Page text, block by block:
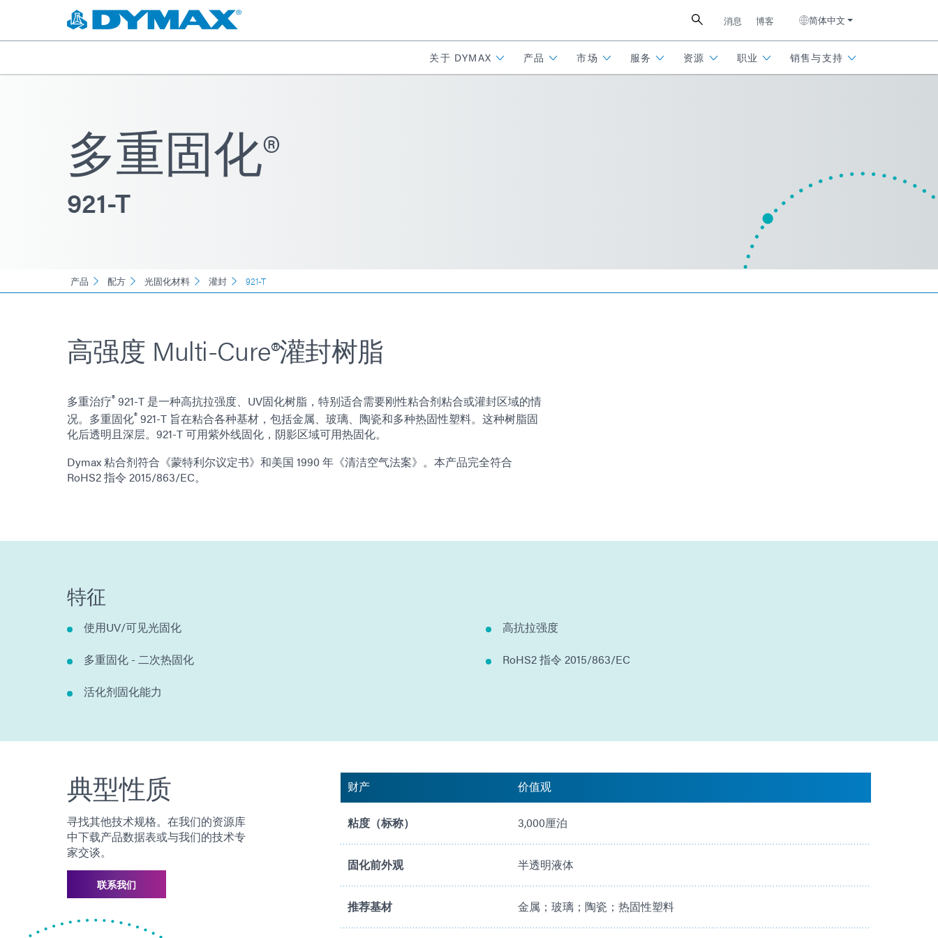
消息 博客 简体中文
关于 DYMAX 产品 市场 服务 资源 职业 销售与支持
多重固化®
921-T
产品 配方 光固化材料 灌封 921-T
高强度 Multi-Cure®灌封树脂
多重治疗® 921-T 是一种高抗拉强度、UV固化树脂，特别适合需要刚性粘合剂粘合或灌封区域的情
况。多重固化® 921-T 旨在粘合各种基材，包括金属、玻璃、陶瓷和多种热固性塑料。这种树脂固
化后透明且深层。921-T 可用紫外线固化，阴影区域可用热固化。
Dymax 粘合剂符合《蒙特利尔议定书》和美国 1990 年《清洁空气法案》。本产品完全符合
RoHS2 指令 2015/863/EC。
特征
使用UV/可见光固化
多重固化 - 二次热固化
活化剂固化能力
高抗拉强度
RoHS2 指令 2015/863/EC
典型性质
寻找其他技术规格。在我们的资源库
中下载产品数据表或与我们的技术专
家交谈。
联系我们
财产 价值观
粘度（标称） 3,000厘泊
固化前外观 半透明液体
推荐基材 金属；玻璃；陶瓷；热固性塑料